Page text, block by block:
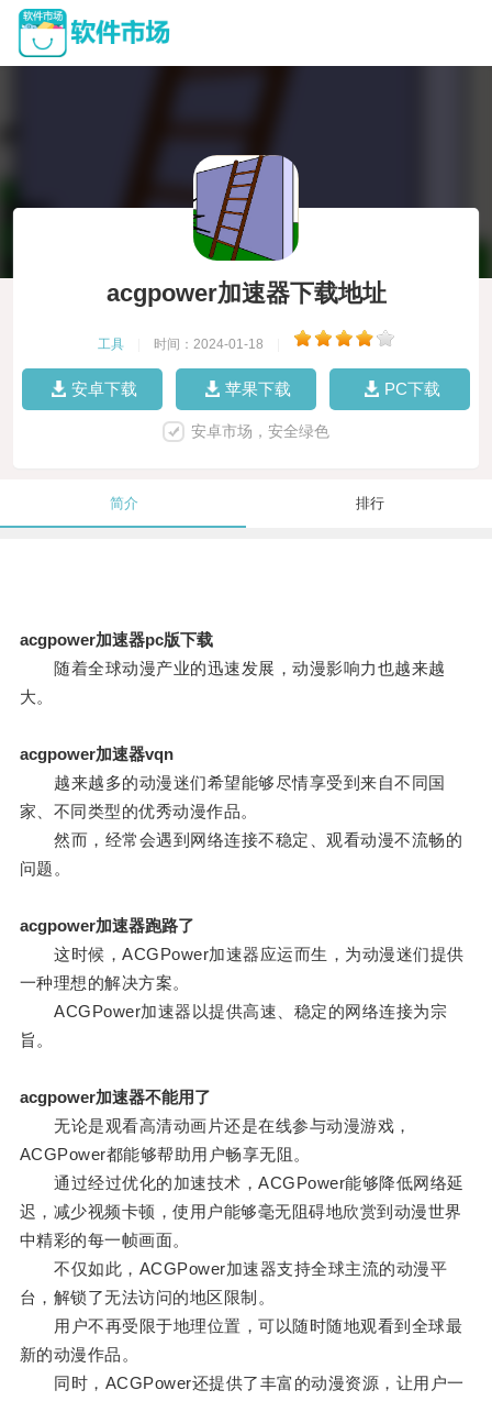
acgpower加速器下载地址
工具 时间：2024-01-18
安卓下载 苹果下载 PC下载
安卓市场，安全绿色
简介 排行
acgpower加速器pc版下载
随着全球动漫产业的迅速发展，动漫影响力也越来越
大。
acgpower加速器vqn
越来越多的动漫迷们希望能够尽情享受到来自不同国
家、不同类型的优秀动漫作品。
然而，经常会遇到网络连接不稳定、观看动漫不流畅的
问题。
acgpower加速器跑路了
这时候，ACGPower加速器应运而生，为动漫迷们提供
一种理想的解决方案。
ACGPower加速器以提供高速、稳定的网络连接为宗
旨。
acgpower加速器不能用了
无论是观看高清动画片还是在线参与动漫游戏，
ACGPower都能够帮助用户畅享无阻。
通过经过优化的加速技术，ACGPower能够降低网络延
迟，减少视频卡顿，使用户能够毫无阻碍地欣赏到动漫世界
中精彩的每一帧画面。
不仅如此，ACGPower加速器支持全球主流的动漫平
台，解锁了无法访问的地区限制。
用户不再受限于地理位置，可以随时随地观看到全球最
新的动漫作品。
同时，ACGPower还提供了丰富的动漫资源，让用户一